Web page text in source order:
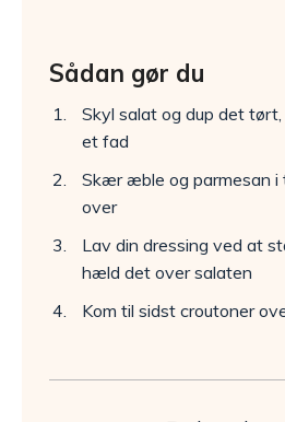
Sådan gør du
Skyl salat og dup det
et fad
Skær æble og parmesan i
over
Lav din dressing ved at
hæld det over salaten
Kom til sidst croutoner